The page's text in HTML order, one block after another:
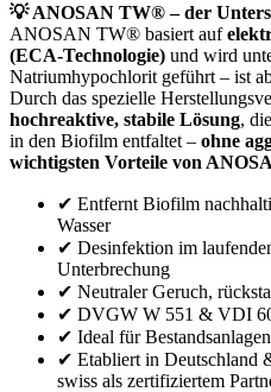
💡 ANOSAN TW® – der
ANOSAN TW® basiert auf
(ECA-Technologie) und wird
Natriumhypochlorit geführt – ist
Durch das spezielle
hochreaktive, stabile Lösung,
in den Biofilm entfaltet – ohne
wichtigsten Vorteile von
✔ Entfernt Biofilm
Wasser
✔ Desinfektion im
Unterbrechung
✔ Neutraler Geruch,
✔ DVGW W 551 & VDI
✔ Ideal für
✔ Etabliert in Deutschland
swiss als zertifiziertem